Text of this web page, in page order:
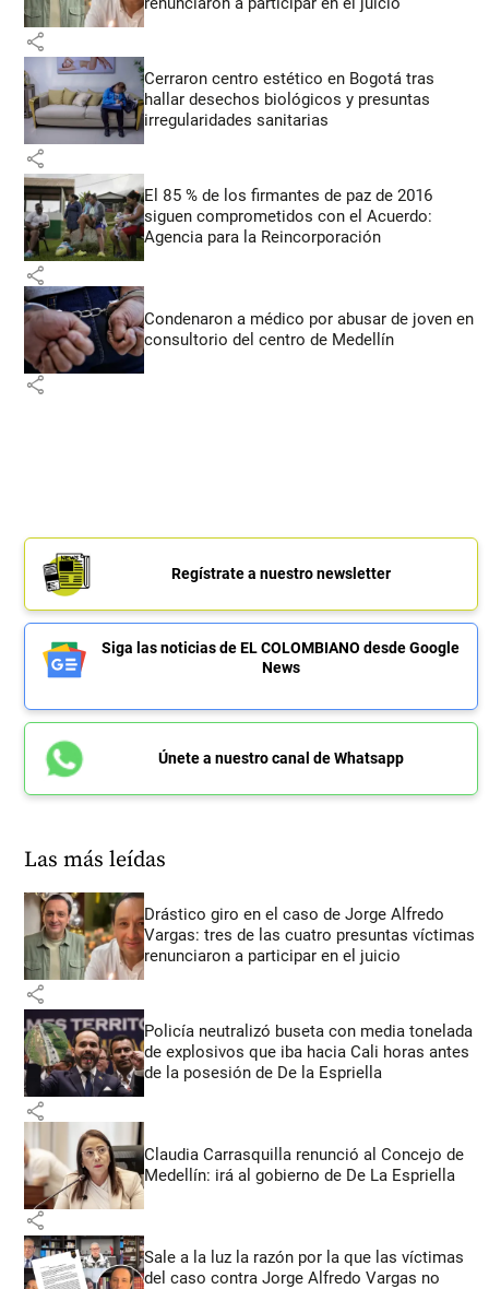
share
Cerraron centro estético en Bogotá tras
hallar desechos biológicos y presuntas
irregularidades sanitarias
share
El 85 % de los firmantes de paz de 2016
siguen comprometidos con el Acuerdo:
Agencia para la Reincorporación
share
Condenaron a médico por abusar de joven en
consultorio del centro de Medellín
share
Regístrate a nuestro newsletter
Siga las noticias de EL COLOMBIANO desde Google
News
Únete a nuestro canal de Whatsapp
Las más leídas
Drástico giro en el caso de Jorge Alfredo
Vargas: tres de las cuatro presuntas víctimas
renunciaron a participar en el juicio
share
Policía neutralizó buseta con media tonelada
de explosivos que iba hacia Cali horas antes
de la posesión de De la Espriella
share
Claudia Carrasquilla renunció al Concejo de
Medellín: irá al gobierno de De La Espriella
share
Sale a la luz la razón por la que las víctimas
del caso contra Jorge Alfredo Vargas no